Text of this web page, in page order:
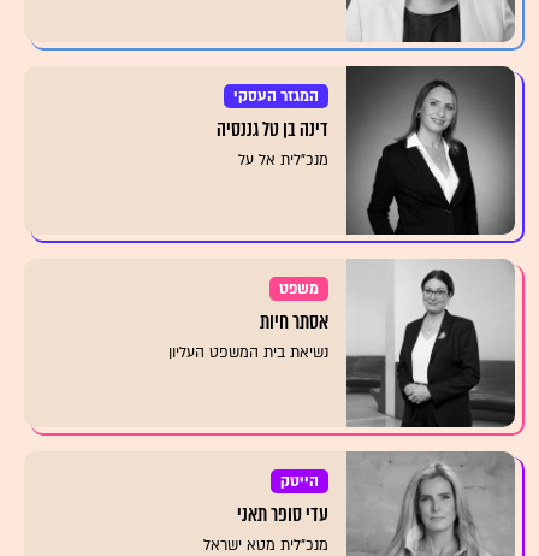
המגזר העסקי
דינה בן טל גננסיה
מנכ"לית אל על
משפט
אסתר חיות
נשיאת בית המשפט העליון
הייטק
עדי סופר תאני
מנכ"לית מטא ישראל